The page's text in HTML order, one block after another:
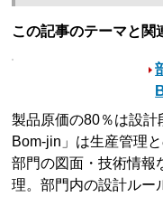
この記事のテーマと関
製品原価の80％は設
Bom-jin」は生産管理
部門の図面・技術情報
理。部門内の設計ルー